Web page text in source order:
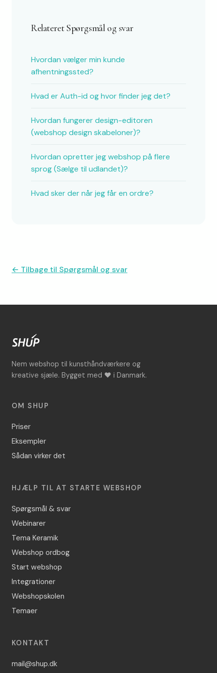
Relateret Spørgsmål og svar
Hvordan vælger min kunde
afhentningssted?
Hvad er Auth-id og hvor finder jeg det?
Hvordan fungerer design-editoren
(webshop design skabeloner)?
Hvordan opretter jeg webshop på flere
sprog (Sælge til udlandet)?
Hvad sker der når jeg får en ordre?
← Tilbage til Spørgsmål og svar
Nem webshop til kunsthåndværkere og
kreative sjæle. Bygget med ♥ i Danmark.
OM SHUP
Priser
Eksempler
Sådan virker det
HJÆLP TIL AT STARTE WEBSHOP
Spørgsmål & svar
Webinarer
Tema Keramik
Webshop ordbog
Start webshop
Integrationer
Webshopskolen
Temaer
KONTAKT
mail@shup.dk